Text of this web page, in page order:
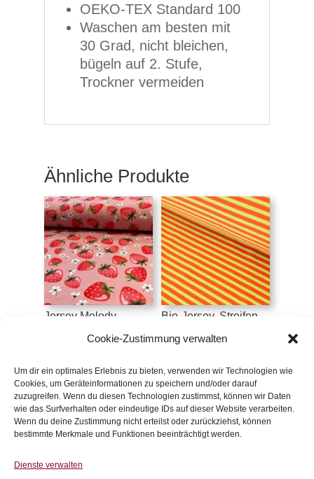
Cookie-Zustimmung verwalten
Um dir ein optimales Erlebnis zu bieten, verwenden wir Technologien wie
Cookies, um Geräteinformationen zu speichern und/oder darauf
zuzugreifen. Wenn du diesen Technologien zustimmst, können wir Daten
wie das Surfverhalten oder eindeutige IDs auf dieser Website verarbeiten.
Wenn du deine Zustimmung nicht erteilst oder zurückziehst, können
bestimmte Merkmale und Funktionen beeinträchtigt werden.
Dienste verwalten
OEKO-TEX Standard 100
Waschen am besten mit
30 Grad, nicht bleichen,
bügeln auf 2. Stufe,
Trockner vermeiden
Ähnliche Produkte
Jersey Melody,
/m
inkl. 20 % MwSt.
Zur Wunschliste
Bio-Jersey, Streifen,
Sunrise
inkl. 20 % MwSt.
Zur Wunschliste